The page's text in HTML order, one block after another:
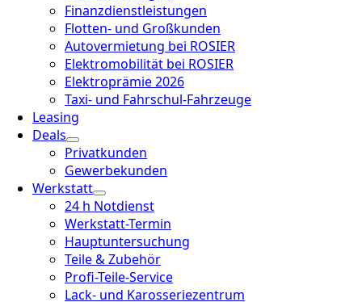
Finanzdienstleistungen
Flotten- und Großkunden
Autovermietung bei ROSIER
Elektromobilität bei ROSIER
Elektroprämie 2026
Taxi- und Fahrschul-Fahrzeuge
Leasing
Deals
Privatkunden
Gewerbekunden
Werkstatt
24 h Notdienst
Werkstatt-Termin
Hauptuntersuchung
Teile & Zubehör
Profi-Teile-Service
Lack- und Karosseriezentrum